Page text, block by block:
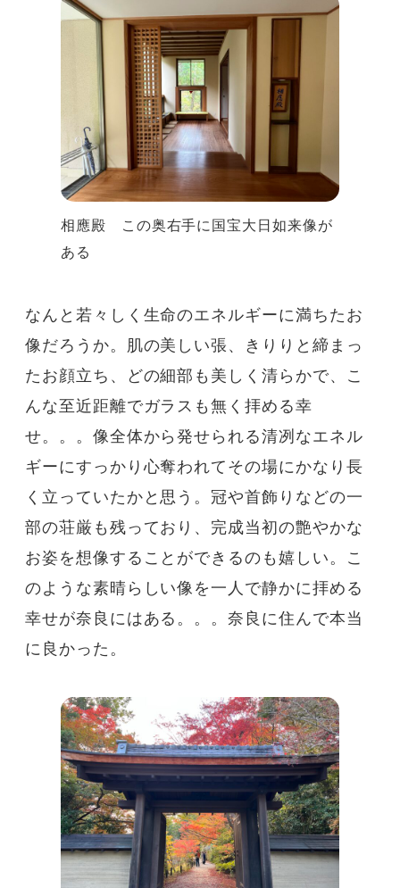
相應殿 この奥右手に国宝大日如来像が
ある
なんと若々しく生命のエネルギーに満ちたお
像だろうか。肌の美しい張、きりりと締まっ
たお顔立ち、どの細部も美しく清らかで、こ
んな至近距離でガラスも無く拝める幸
せ。。。像全体から発せられる清冽なエネル
ギーにすっかり心奪われてその場にかなり長
く立っていたかと思う。冠や首飾りなどの一
部の荘厳も残っており、完成当初の艶やかな
お姿を想像することができるのも嬉しい。こ
のような素晴らしい像を一人で静かに拝める
幸せが奈良にはある。。。奈良に住んで本当
に良かった。